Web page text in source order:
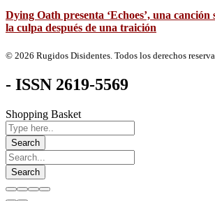
Dying Oath presenta ‘Echoes’, una
la culpa después de una traición
© 2026 Rugidos Disidentes. Todos los derechos
- ISSN 2619-5569
Shopping Basket